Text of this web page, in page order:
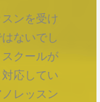
ンを受け
ないでし
クールが
応してい
レッスン